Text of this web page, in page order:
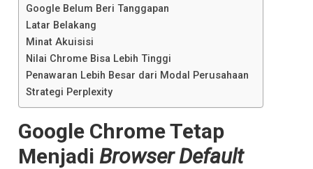
Google Belum Beri Tanggapan
Latar Belakang
Minat Akuisisi
Nilai Chrome Bisa Lebih Tinggi
Penawaran Lebih Besar dari Modal Perusahaan
Strategi Perplexity
Google Chrome Tetap
Menjadi Browser Default